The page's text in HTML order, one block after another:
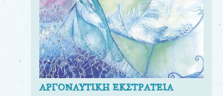
ΑΡΓΟΝΑΥΤΙΚΗ ΕΚΣΤΡΑΤΕΙΑ